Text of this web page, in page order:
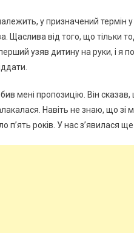
у призначений термін
Щаслива від того, що тільки
узяв дитину на руки, і я
мені пропозицію. Він
Навіть не знаю, що
років. У нас з’явилася